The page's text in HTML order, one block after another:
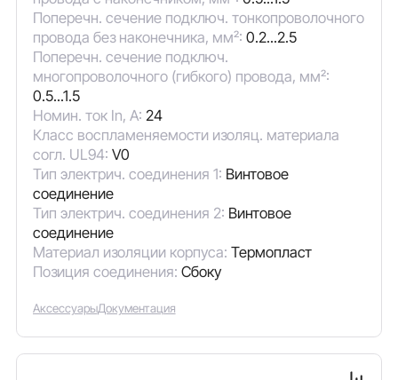
Поперечн. сечение подключ. тонкопроволочного
провода без наконечника, мм²: 0.2...2.5
Поперечн. сечение подключ.
многопроволочного (гибкого) провода, мм²:
0.5...1.5
Номин. ток In, А: 24
Класс воспламеняемости изоляц. материала
согл. UL94: V0
Тип электрич. соединения 1: Винтовое
соединение
Тип электрич. соединения 2: Винтовое
соединение
Материал изоляции корпуса: Термопласт
Позиция соединения: Сбоку
АксессуарыДокументация